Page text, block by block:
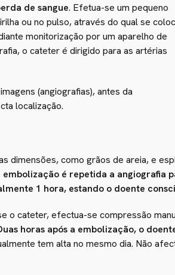
de sangue. Efetua-se um pequeno
ou no pulso, através do qual se
monitorização por um aparelho de
o cateter é dirigido para as artérias
(angiografias), antes da
localização.
dimensões, como grãos de areia, e
embolização é repetida a angiografia
1 hora, estando o doente
o cateter, efectua-se compressão
horas após a embolização, o
tem alta no mesmo dia. Não